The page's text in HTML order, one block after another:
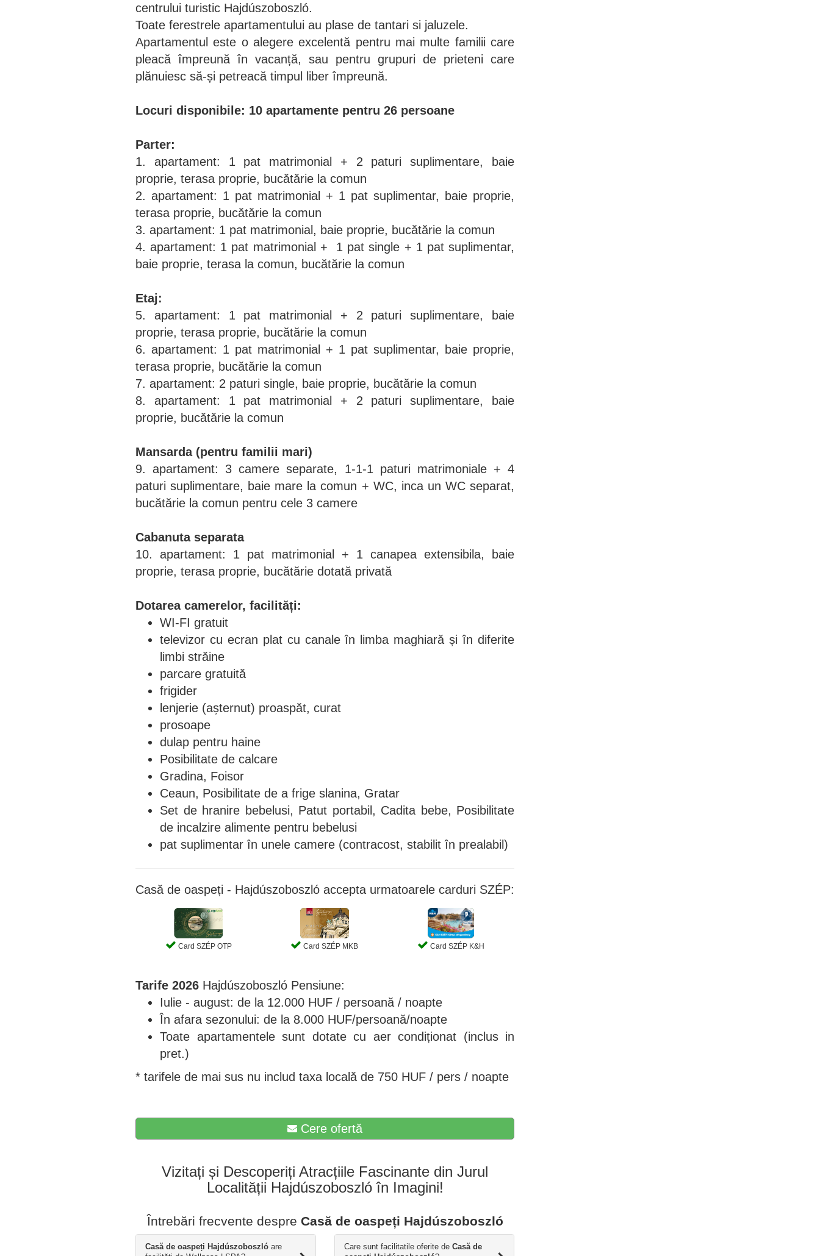
centrului turistic Hajdúszoboszló.
Toate ferestrele apartamentului au plase de tantari si jaluzele.
Apartamentul este o alegere excelentă pentru mai multe familii care
pleacă împreună în vacanță, sau pentru grupuri de prieteni care
plănuiesc să-și petreacă timpul liber împreună.
Locuri disponibile: 10 apartamente pentru 26 persoane
Parter:
1. apartament: 1 pat matrimonial + 2 paturi suplimentare, baie
proprie, terasa proprie, bucătărie la comun
2. apartament: 1 pat matrimonial + 1 pat suplimentar, baie proprie,
terasa proprie, bucătărie la comun
3. apartament: 1 pat matrimonial, baie proprie, bucătărie la comun
4. apartament: 1 pat matrimonial + 1 pat single + 1 pat suplimentar,
baie proprie, terasa la comun, bucătărie la comun
Etaj:
5. apartament: 1 pat matrimonial + 2 paturi suplimentare, baie
proprie, terasa proprie, bucătărie la comun
6. apartament: 1 pat matrimonial + 1 pat suplimentar, baie proprie,
terasa proprie, bucătărie la comun
7. apartament: 2 paturi single, baie proprie, bucătărie la comun
8. apartament: 1 pat matrimonial + 2 paturi suplimentare, baie
proprie, bucătărie la comun
Mansarda (pentru familii mari)
9. apartament: 3 camere separate, 1-1-1 paturi matrimoniale + 4
paturi suplimentare, baie mare la comun + WC, inca un WC separat,
bucătărie la comun pentru cele 3 camere
Cabanuta separata
10. apartament: 1 pat matrimonial + 1 canapea extensibila, baie
proprie, terasa proprie, bucătărie dotată privată
Dotarea camerelor, facilități:
WI-FI gratuit
televizor cu ecran plat cu canale în limba maghiară și în diferite
limbi străine
parcare gratuită
frigider
lenjerie (așternut) proaspăt, curat
prosoape
dulap pentru haine
Posibilitate de calcare
Gradina, Foisor
Ceaun, Posibilitate de a frige slanina, Gratar
Set de hranire bebelusi, Patut portabil, Cadita bebe, Posibilitate
de incalzire alimente pentru bebelusi
pat suplimentar în unele camere (contracost, stabilit în prealabil)
Casă de oaspeți - Hajdúszoboszló accepta urmatoarele carduri SZÉP:
Card SZÉP OTP Card SZÉP MKB Card SZÉP K&H
Tarife 2026 Hajdúszoboszló Pensiune:
Iulie - august: de la 12.000 HUF / persoană / noapte
În afara sezonului: de la 8.000 HUF/persoană/noapte
Toate apartamentele sunt dotate cu aer condiționat (inclus in
pret.)
* tarifele de mai sus nu includ taxa locală de 750 HUF / pers / noapte
Cere ofertă
Vizitați și Descoperiți Atracțiile Fascinante din Jurul
Localității Hajdúszoboszló în Imagini!
Întrebări frecvente despre Casă de oaspeți Hajdúszoboszló
Casă de oaspeți Hajdúszoboszló are
Care sunt facilitatile oferite de Casă de